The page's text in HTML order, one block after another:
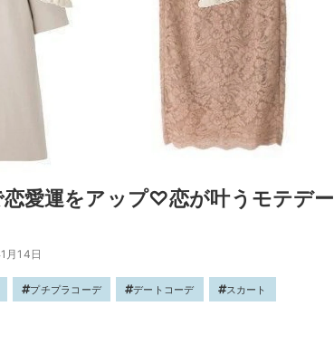
愛運をアップ♡恋が叶うモテデー
月14日
プチプラコーデ デートコーデ スカート